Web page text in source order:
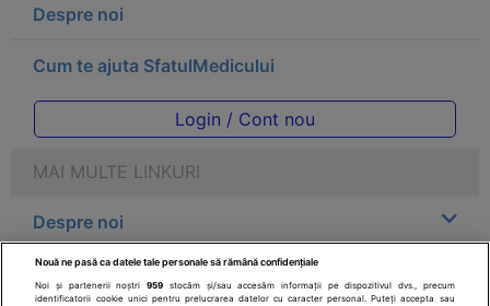
Despre noi
Cum te ajuta SfatulMedicului
Login / Cont nou
MAI MULTE LINKURI
Despre noi
Legal
Nouă ne pasă ca datele tale personale să rămână confidențiale
Noi și partenerii noștri959 stocăm și/sau accesăm informații pe dispozitivul dvs., precum
identificatorii cookie unici pentru prelucrarea datelor cu caracter personal. Puteți accepta sau